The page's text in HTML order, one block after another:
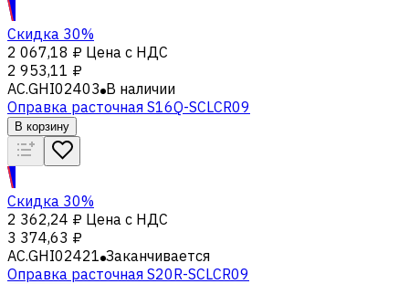
Скидка 30%
2 067,18 ₽ Цена с НДС
2 953,11 ₽
AC.GHI02403 В наличии
Оправка расточная S16Q-SCLCR09
В корзину
Скидка 30%
2 362,24 ₽ Цена с НДС
3 374,63 ₽
AC.GHI02421 Заканчивается
Оправка расточная S20R-SCLCR09